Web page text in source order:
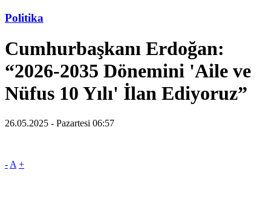
Politika
Cumhurbaşkanı Erdoğan:
“2026-2035 Dönemini 'Aile ve
Nüfus 10 Yılı' İlan Ediyoruz”
26.05.2025 - Pazartesi 06:57
- A +